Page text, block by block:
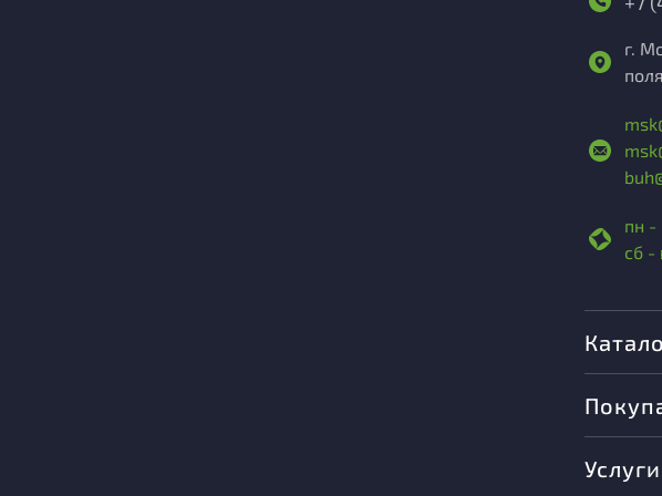
г.
пн -
сб -
Услуги